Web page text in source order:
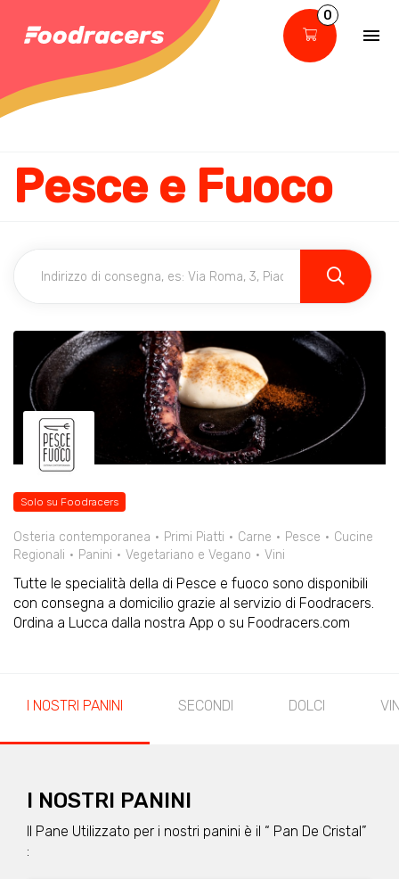
0
Pesce e Fuoco
Solo su Foodracers
Osteria contemporanea Primi Piatti Carne Pesce
Cucine
Regionali
Panini Vegetariano e Vegano Vini
Tutte le specialità della di Pesce e fuoco sono disponibili
con consegna a domicilio grazie al servizio di Foodracers.
Ordina a Lucca dalla nostra App o su Foodracers.com
I NOSTRI PANINI SECONDI DOLCI
I NOSTRI PANINI
Il Pane Utilizzato per i nostri panini è il “ Pan De Cristal”
: